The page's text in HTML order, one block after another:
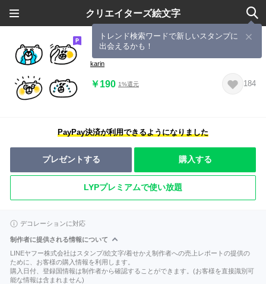
クリエイターズ絵文字
トレンド検索ワードで新しいスタンプに
出会えるかも！
しろいくま3
karin
￥190 1%還元 184
PayPay決済が利用できるようになりました
プレゼントする 購入する
LYPプレミアムで使い放題
デコレーションに対応
制作者に提供される情報について
LINEヤフー株式会社はスタンプ/絵文字/着せかえ制作者への売上レポートの提供の
ために、お客様の購入情報を利用します。
購入日付、登録国情報は制作者から確認することができます。(お客様を直接識別可
能な情報は含まれません)